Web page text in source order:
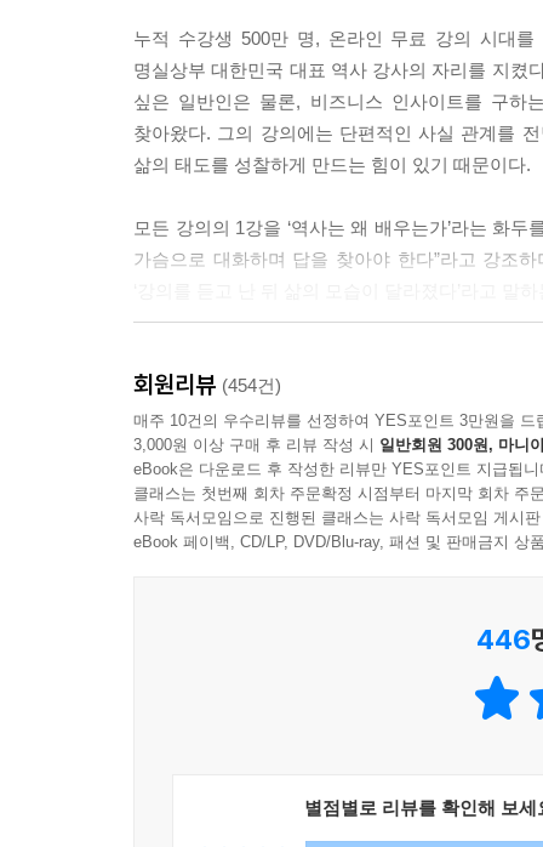
정도전의 사상은 굉장히 급진적이었습니다. 모
당하고 유랑하면서 만난 비뚤어진 세상에 문제의
밀하게 고민했어요. 길고 막막한 인생의 터널에서
하다니, 고려 망해라!’하면서 괴로워하고 술이나
---「정도전 : 억압으로부터 자유로워지려면」중에
독립운동가 박상진은 법학을 공부하던 학생이었
년에 판사 시험에 합격합니다. 평양 법원으로 발
지요.
---「박상진 : 꿈은 명사가 아니라 동사여야 한다」
우리도 모르는 사이에 세계관을 형성하는 데 영
것을 긍정적으로 여기죠. 하지만 저는 그 전통이
마음으로 그 기원을 낱낱이 가려본 적 없는 것들
조선의 18대 왕 현종의 실록을 보면 거의 대부분
내 지속되었는데 그로부터 약 350년이 흐른 지
요가 있습니다. 갈등은 당연한 것이고 뜨거움도
누적 수강생 500만 명, 온라인 무료 강의 시대
명실상부 대한민국 대표 역사 강사의 자리를 지켰
싶은 일반인은 물론, 비즈니스 인사이트를 구
찾아왔다. 그의 강의에는 단편적인 사실 관계를
삶의 태도를 성찰하게 만드는 힘이 있기 때문이다.
모든 강의의 1강을 ‘역사는 왜 배우는가’라는 화
가슴으로 대화하며 답을 찾아야 한다”라고 강조
주는 것도 중요하다는 것을 깨달았다. 그가 지난
이유다. 현장에서 직접 강의를 듣고 있다는 착각
가득한 새로운 역사의 세계에 첫발을 디디게 될 것
수백 년 전 이야기로 오늘의 고민을 해결하는
세상에서 가장 실용적인 역사 사용법
경쟁과 효율을 강조하는 시대에 ‘쓸데없다’는 말
경쟁과 효율을 우선순위로 두는 기업의 경영진이
역사 대중화를 위해 힘써온 저자는 이 문제에
회원리뷰 (454건)
매주 10건의 우수리뷰를 선정하여 YES포인트 3만원을 드
3,000원 이상 구매 후 리뷰 작성 시 일반회원 300원, 마니
eBook은 다운로드 후 작성한 리뷰만 YES포인트 지급됩니
클래스는 첫번째 회차 주문확정 시점부터 마지막 회차 주
사락 독서모임으로 진행된 클래스는 사락 독서모임 게시
eBook 페이백, CD/LP, DVD/Blu-ray, 패션 및 판매금지 상
446
별점별로 리뷰를 확인해 보세